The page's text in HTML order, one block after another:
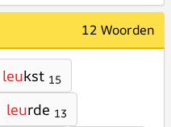
12 Woorden
leukst 15
leurde 13